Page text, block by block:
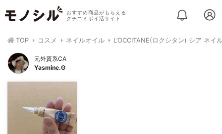
おすすめ商品がもらえる
クチコミポイ活サイト
TOP コスメ ネイルオイル L’OCCITANE(ロクシタン) シア ネイ
元外資系CA
Yasmine.G